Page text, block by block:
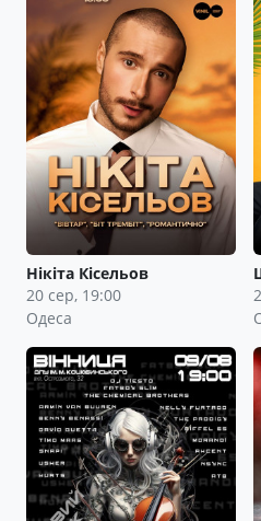
Нікіта Кісельов
20 сер, 19:00
Одеса